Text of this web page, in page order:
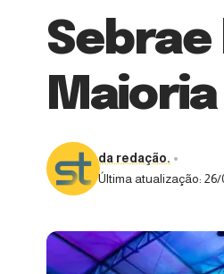
Última atualização: 26/
da redação.